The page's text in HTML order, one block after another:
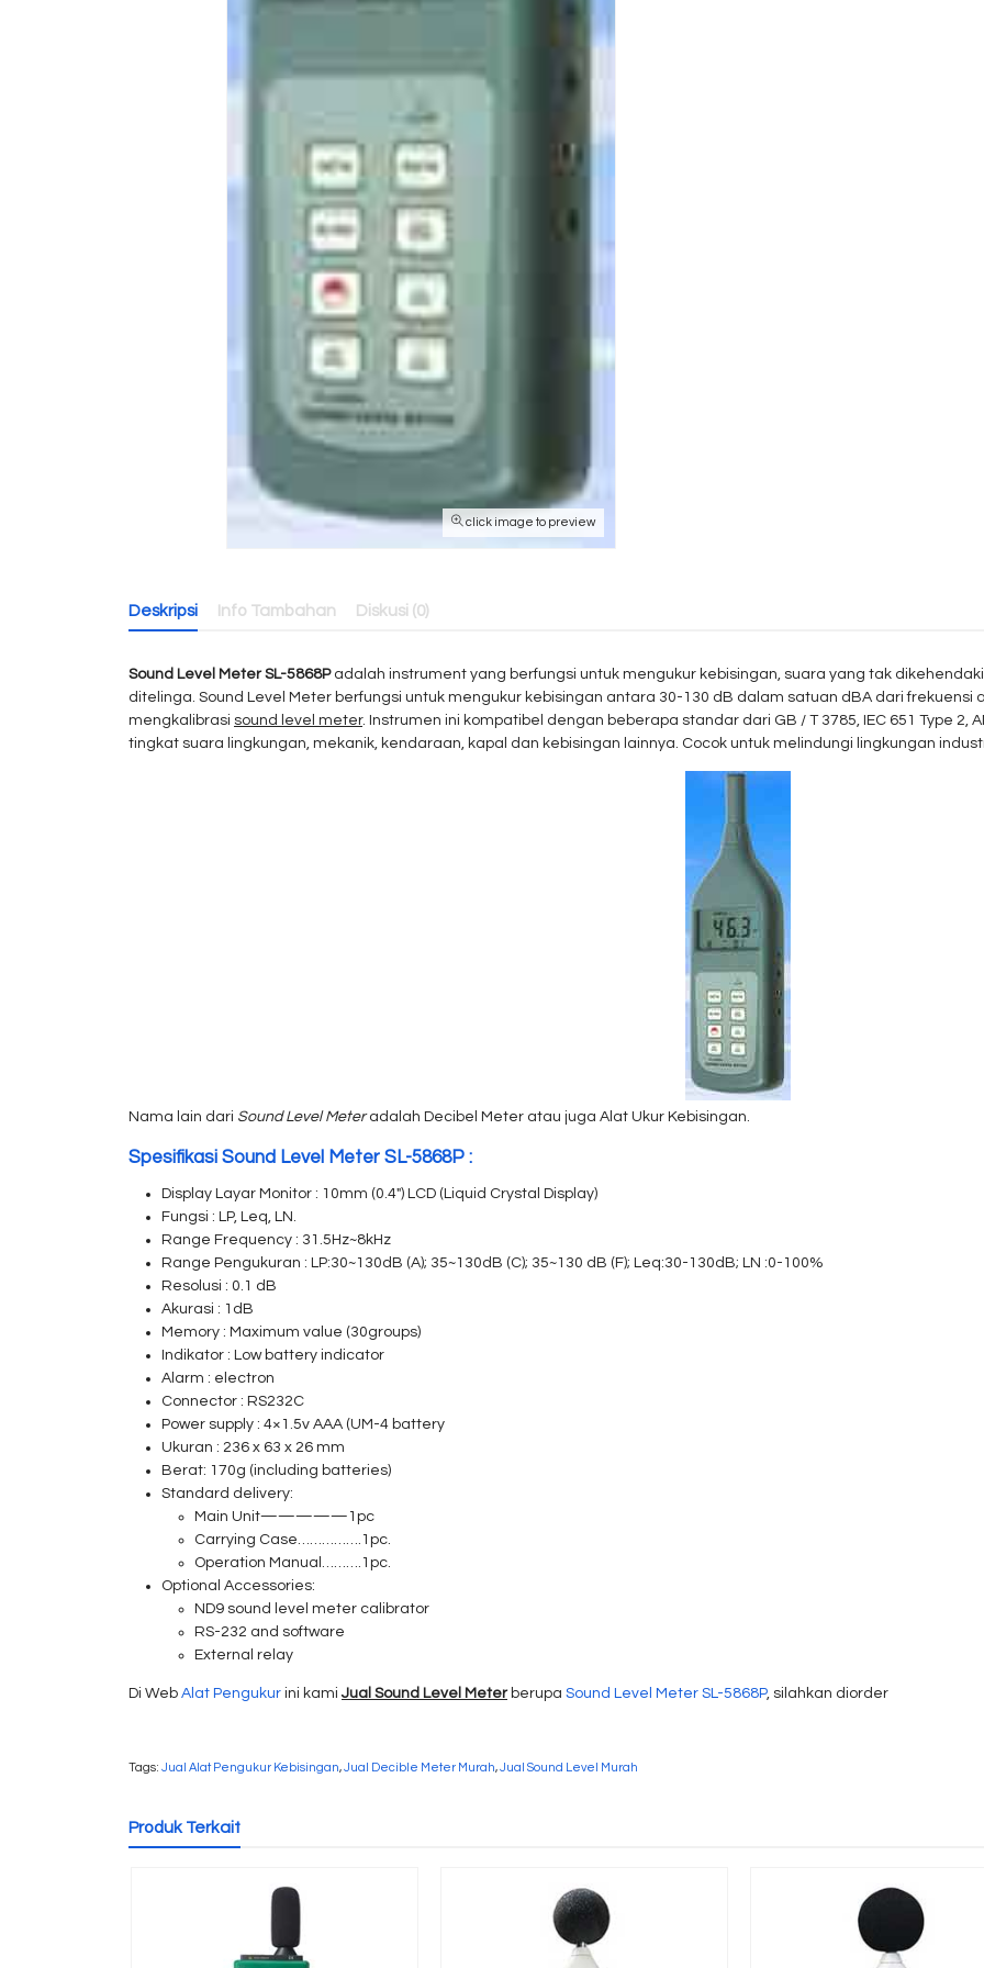
click image to preview
Deskripsi Info Tambahan Diskusi (0)
Sound Level Meter SL-5868Padalah instrument yang berfungsi untuk mengukur kebisingan, suara yang tak
ditelinga. Sound Level Meter berfungsi untuk mengukur kebisingan antara 30-130 dB dalam satuan dBA dari frekuensi
mengkalibrasi sound level meter. Instrumen ini kompatibel dengan beberapa standar dari GB / T 3785, IEC 651 Type 2,
tingkat suara lingkungan, mekanik, kendaraan, kapal dan kebisingan lainnya. Cocok untuk melindungi lingkungan
Nama lain dari Sound Level Meteradalah Decibel Meter atau juga Alat Ukur Kebisingan.
Spesifikasi Sound Level Meter SL-5868P :
Display Layar Monitor : 10mm (0.4″) LCD (Liquid Crystal Display)
Fungsi : LP, Leq, LN.
Range Frequency : 31.5Hz~8kHz
Range Pengukuran : LP:30~130dB (A); 35~130dB (C); 35~130 dB (F); Leq:30-130dB; LN :0-100%
Resolusi : 0.1 dB
Akurasi : 1dB
Memory : Maximum value (30groups)
Indikator : Low battery indicator
Alarm : electron
Connector : RS232C
Power supply : 4×1.5v AAA (UM-4 battery
Ukuran : 236 x 63 x 26 mm
Berat: 170g (including batteries)
Standard delivery:
Main Unit—————1pc
Carrying Case…………….1pc.
Operation Manual……….1pc.
Optional Accessories:
ND9 sound level meter calibrator
RS-232 and software
External relay
Di Web Alat Pengukur ini kamiJual Sound Level Meterberupa Sound Level Meter SL-5868P, silahkan diorder
Tags: Jual Alat Pengukur Kebisingan,Jual Decible Meter Murah,Jual Sound Level Murah
Produk Terkait